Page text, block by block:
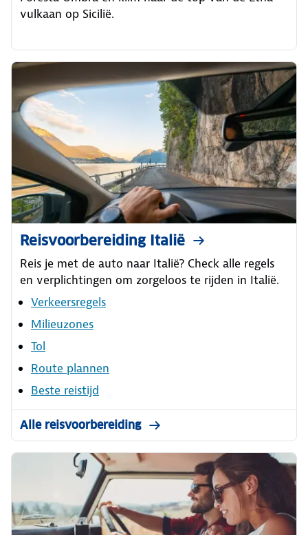
vulkaan op Sicilië.
Reisvoorbereiding Italië
Reis je met de auto naar Italië? Check alle regels
en verplichtingen om zorgeloos te rijden in Italië.
Verkeersregels
Milieuzones
Tol
Route plannen
Beste reistijd
Alle reisvoorbereiding